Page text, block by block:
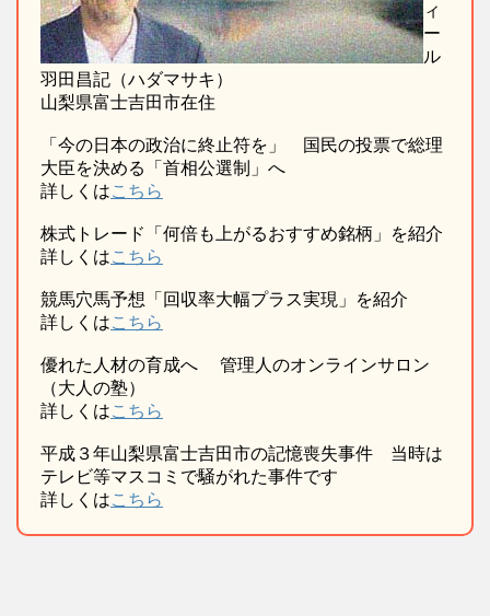
ィ
ー
ル
羽田昌記（ハダマサキ）
山梨県富士吉田市在住
「今の日本の政治に終止符を」 国民の投票で総理
大臣を決める「首相公選制」へ
詳しくはこちら
株式トレード「何倍も上がるおすすめ銘柄」を紹介
詳しくはこちら
競馬穴馬予想「回収率大幅プラス実現」を紹介
詳しくはこちら
優れた人材の育成へ 管理人のオンラインサロン
（大人の塾）
詳しくはこちら
平成３年山梨県富士吉田市の記憶喪失事件 当時は
テレビ等マスコミで騒がれた事件です
詳しくはこちら